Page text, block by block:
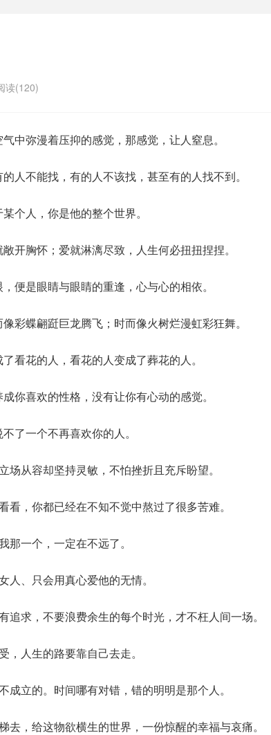
读(120)
中弥漫着压抑的感觉，那感觉，让人窒息。
人不能找，有的人不该找，甚至有的人找不到。
个人，你是他的整个世界。
开胸怀；爱就淋漓尽致，人生何必扭扭捏捏。
便是眼睛与眼睛的重逢，心与心的相依。
彩蝶翩跹巨龙腾飞；时而像火树烂漫虹彩狂舞。
看花的人，看花的人变成了葬花的人。
你喜欢的性格，没有让你有心动的感觉。
了一个不再喜欢你的人。
从容却坚持灵敏，不怕挫折且充斥盼望。
，你都已经在不知不觉中熬过了很多苦难。
一个，一定在不远了。
、只会用真心爱他的无情。
求，不要浪费余生的每个时光，才不枉人间一场。
人生的路要靠自己去走。
立的。时间哪有对错，错的明明是那个人。
，给这物欲横生的世界，一份惊醒的幸福与哀痛。